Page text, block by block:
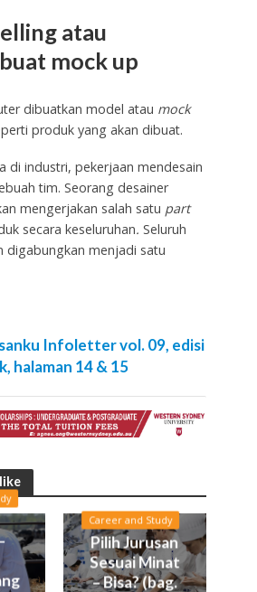
atau
mock up
dibuatkan model atau mock
produk yang akan dibuat.
di industri, pekerjaan mendesain
tim. Seorang desainer
mengerjakan salah satu part
secara keseluruhan. Seluruh
digabungkan menjadi satu
Infoletter vol. 09, edisi
halaman 14 & 15
Career and Study
Pilih Jurusan
Sesuai Minat
– Bisa? (bag.